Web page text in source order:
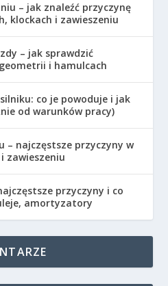
– jak znaleźć przyczynę
klockach i zawieszeniu
– jak sprawdzić
i hamulcach
co je powoduje i jak
od warunków pracy)
– najczęstsze przyczyny w
zawieszeniu
przyczyny i co
amortyzatory